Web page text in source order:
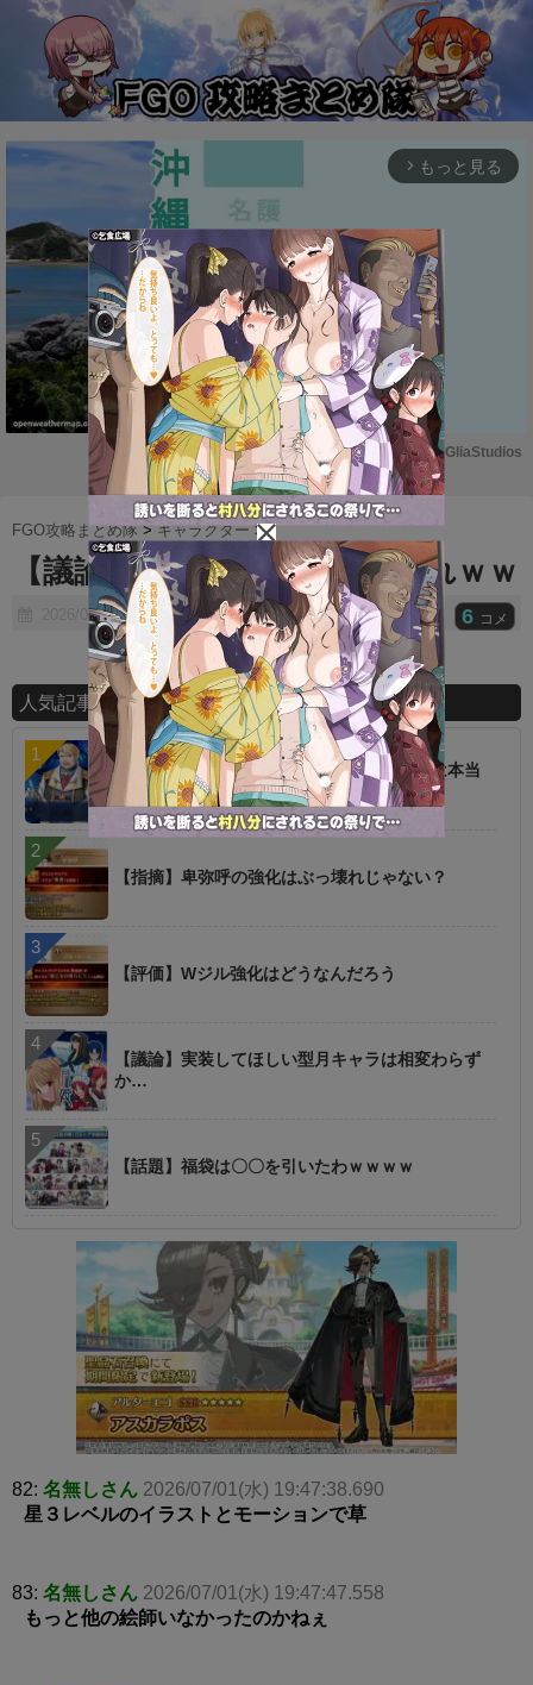
arrow_forward_ios もっと見る
M
u
t
e
Powered by GliaStudios
FGO攻略まとめ隊 >キャラクター >
【議論】アスカラポスなにこれｗｗ
2026/07/02 6 コメ
人気記事ランキング
【話題】低レアを育てた方が強いというのは本当
に罠
【指摘】卑弥呼の強化はぶっ壊れじゃない？
【評価】Wジル強化はどうなんだろう
【議論】実装してほしい型月キャラは相変わらず
か…
【話題】福袋は〇〇を引いたわｗｗｗｗ
82: 名無しさん 2026/07/01(水) 19:47:38.690
星３レベルのイラストとモーションで草
83: 名無しさん 2026/07/01(水) 19:47:47.558
もっと他の絵師いなかったのかねぇ